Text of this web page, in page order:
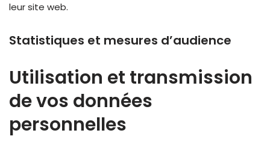
leur site web.
Statistiques et mesures d’audience
Utilisation et transmission
de vos données
personnelles